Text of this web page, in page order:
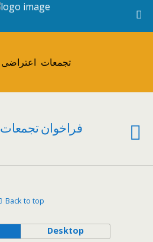
Tags › تجمعات اعتراضی
فراخوان
Back to top
Desktop